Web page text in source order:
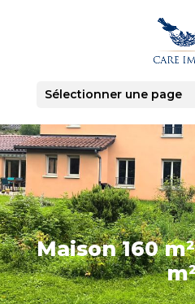
Sélectionner une page
Maison 160